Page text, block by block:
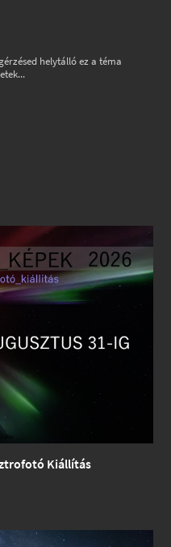
helytálló ez a téma
Kiállítás